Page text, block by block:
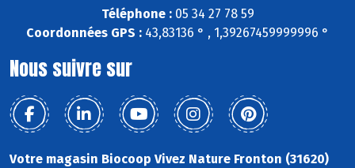
Téléphone :05 34 27 78 59
Coordonnées GPS : 43,83136 ° , 1,39267459999996 °
Nous suivre sur
Votre magasin Biocoop Vivez Nature Fronton (31620)